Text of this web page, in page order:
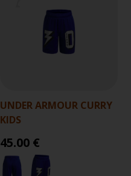
UNDER ARMOUR CURRY
KIDS
45.00 €